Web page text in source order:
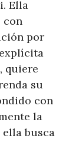
Ella
con
por
quiere
su
con
la
busca